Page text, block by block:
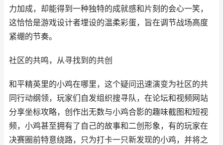
力加成，却能得到一种独特的成就感和片刻的会心一笑，
这恰恰是游戏设计者埋设的温柔彩蛋，旨在调节战场高度
紧绷的节奏。
社区的共鸣，从寻找到的共创
和平精英里的小鸡在哪里，这个疑问迅速演变为社区的共
同行动纲领，玩家们自发组织搜寻队，在论坛和视频网站
分享坐标攻略，创作出无数与小鸡合影的趣味截图和短视
频，小鸡甚至拥有了自己的故事和二创形象，有的玩家在
决赛圈前特意绕路，只为打卡一只新发现的小鸡，并将之